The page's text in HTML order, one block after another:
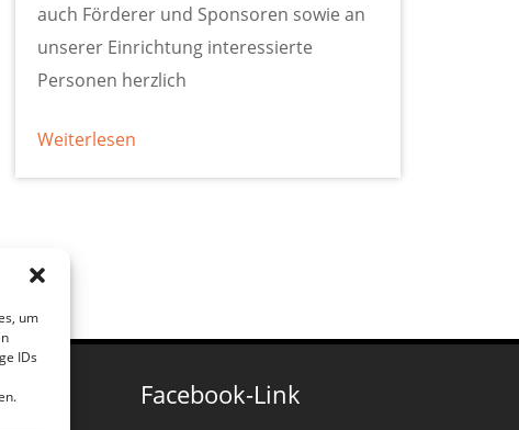
um
IDs
auch Förderer und Sponsoren sowie an
unserer Einrichtung interessierte
Personen herzlich
Weiterlesen
Facebook-Link